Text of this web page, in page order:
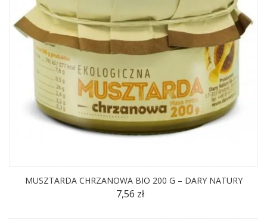
MUSZTARDA CHRZANOWA BIO 200 G – DARY NATURY
7,56 zł